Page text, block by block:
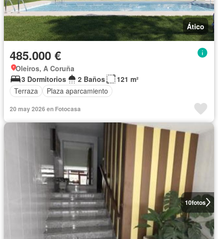
Ático
485.000 €
Oleiros, A Coruña
3 Dormitorios
2 Baños
121 m²
Terraza
Plaza aparcamiento
20 may 2026 en Fotocasa
10fotos